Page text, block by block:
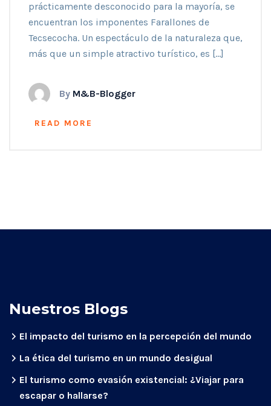
prácticamente desconocido para la mayoría, se
encuentran los imponentes Farallones de
Tecsecocha. Un espectáculo de la naturaleza que,
más que un simple atractivo turístico, es […]
By M&B-Blogger
READ MORE
Nuestros Blogs
El impacto del turismo en la percepción del mundo
La ética del turismo en un mundo desigual
El turismo como evasión existencial: ¿Viajar para
escapar o hallarse?